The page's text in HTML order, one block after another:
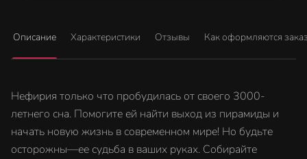
Описание Характеристики Отзывы Как оформляются
Нефирия только что пробудилась от своего 3000-
летнего сна. Помогите ей найти выход из пирамиды и
начать новую жизнь в современном мире! Но будьте
осторожны—ее судьба в ваших руках. Собирайте